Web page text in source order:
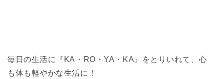
毎日の生活に『KA・RO・YA・KA』をとりいれて、心
も体も軽やかな生活に！